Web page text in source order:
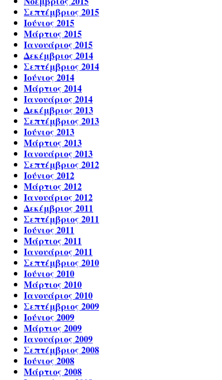
Σεπτέμβριος 2015
Ιούνιος 2015
Μάρτιος 2015
Ιανουάριος 2015
Δεκέμβριος 2014
Σεπτέμβριος 2014
Ιούνιος 2014
Μάρτιος 2014
Ιανουάριος 2014
Δεκέμβριος 2013
Σεπτέμβριος 2013
Ιούνιος 2013
Μάρτιος 2013
Ιανουάριος 2013
Σεπτέμβριος 2012
Ιούνιος 2012
Μάρτιος 2012
Ιανουάριος 2012
Δεκέμβριος 2011
Σεπτέμβριος 2011
Ιούνιος 2011
Μάρτιος 2011
Ιανουάριος 2011
Σεπτέμβριος 2010
Ιούνιος 2010
Μάρτιος 2010
Ιανουάριος 2010
Σεπτέμβριος 2009
Ιούνιος 2009
Μάρτιος 2009
Ιανουάριος 2009
Σεπτέμβριος 2008
Ιούνιος 2008
Μάρτιος 2008